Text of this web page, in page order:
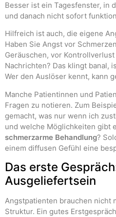
Besser ist ein Tagesfenster, in
und danach nicht sofort
Hilfreich ist auch, die eigene
Haben Sie Angst vor
Geräuschen, vor
Nachrichten? Das klingt banal,
Wer den Auslöser kennt, kann
Manche Patientinnen und
Fragen zu notieren. Zum
gemacht, was nur wenn ich
und welche Möglichkeiten gibt
schmerzarme Behandlung?
einem diffusen Gefühl eine
Das erste
Ausgeliefertsein
Angstpatienten brauchen nicht
Struktur. Ein gutes